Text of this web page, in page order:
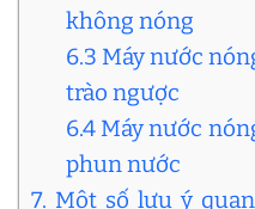
không nóng
6.3 Máy nước
trào ngược
6.4 Máy nước
phun nước
7. Một số lưu ý